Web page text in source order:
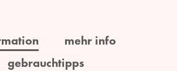
mehr info
gebrauchtipps